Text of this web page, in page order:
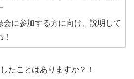
会に参加する方に向け、説明して
たことはありますか？！